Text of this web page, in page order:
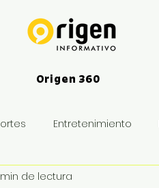
Origen 360
Entretenimiento
de lectura